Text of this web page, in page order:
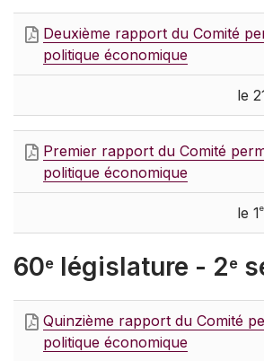
Deuxième rapport du Comité
politique économique
le
Premier rapport du Comité
politique économique
le 1
60e législature - 2e
Quinzième rapport du Comité
politique économique